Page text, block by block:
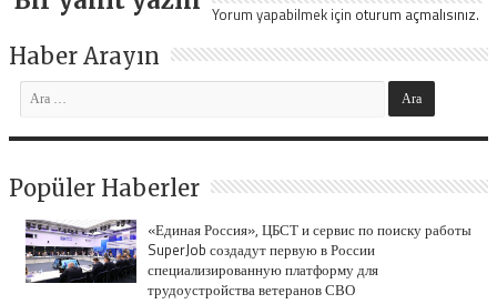
Yorum yapabilmek için oturum açmalısınız.
Haber Arayın
Popüler Haberler
«Единая Россия», ЦБСТ и сервис по поиску работы
SuperJob создадут первую в России
специализированную платформу для
трудоустройства ветеранов СВО